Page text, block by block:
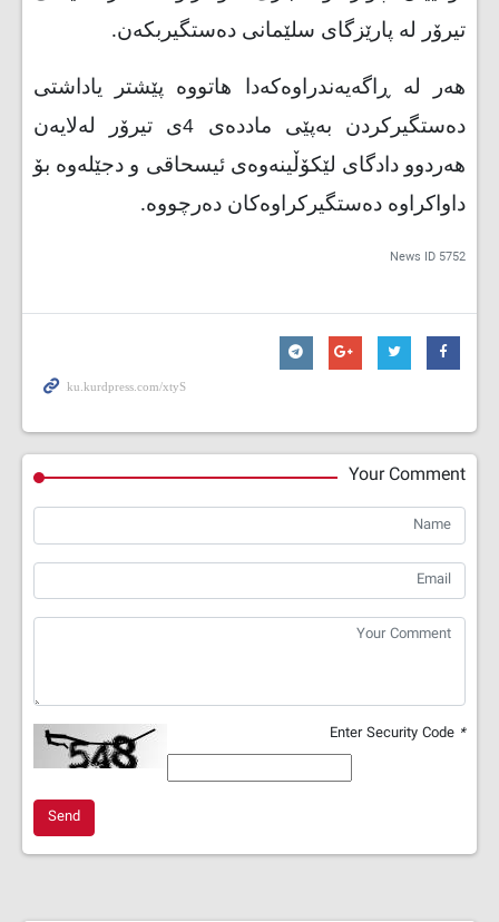
تیرۆر لە پارێزگای سلێمانی دەستگیربکەن.
هەر لە ڕاگەیەندراوەکەدا هاتووە پێشتر یاداشتی
دەستگیرکردن بەپێی ماددەی 4ی تیرۆر لەلایەن
هەردوو دادگای لێکۆڵینەوەی ئیسحاقی و دجێلەوە بۆ
داواکراوە دەستگیرکراوەکان دەرچووە.
News ID 5752
Your Comment
*
Send